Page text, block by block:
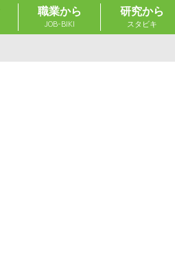
職業から
JOB-BIKI
研究から
スタビキ